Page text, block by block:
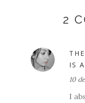
2
IS
10
I